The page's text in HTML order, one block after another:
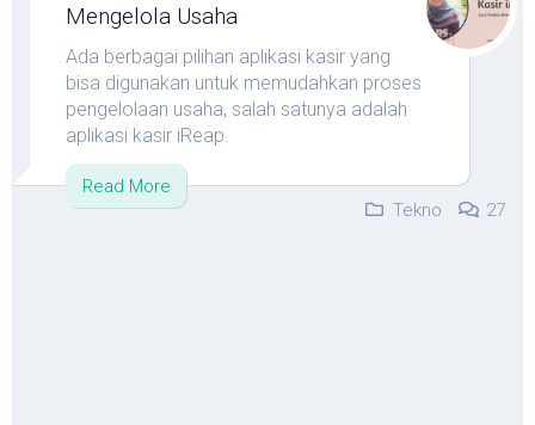
Mengelola Usaha
Ada berbagai pilihan aplikasi kasir yang
bisa digunakan untuk memudahkan proses
pengelolaan usaha, salah satunya adalah
aplikasi kasir iReap.
Read More
Tekno
27